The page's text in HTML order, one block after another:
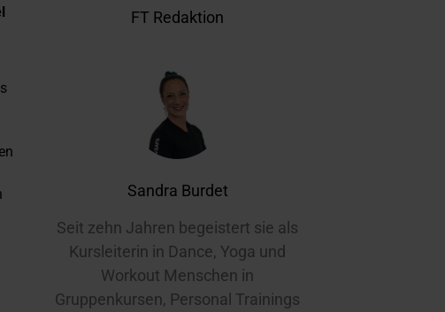
FT Redaktion
Sandra Burdet
Seit zehn Jahren begeistert sie als
Kursleiterin in Dance, Yoga und
Workout Menschen in
Gruppenkursen, Personal Trainings